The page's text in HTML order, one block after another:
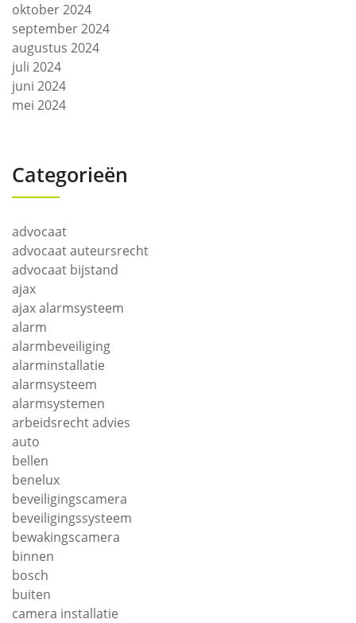
oktober 2024
september 2024
augustus 2024
juli 2024
juni 2024
mei 2024
Categorieën
advocaat
advocaat auteursrecht
advocaat bijstand
ajax
ajax alarmsysteem
alarm
alarmbeveiliging
alarminstallatie
alarmsysteem
alarmsystemen
arbeidsrecht advies
auto
bellen
benelux
beveiligingscamera
beveiligingssysteem
bewakingscamera
binnen
bosch
buiten
camera installatie